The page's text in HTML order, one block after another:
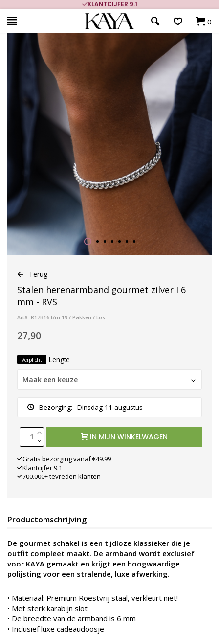
KLANTCIJFER 9.1
0
Terug
Stalen herenarmband gourmet zilver I 6
mm - RVS
Art#: R17B16 t/m 19 / Pakken / Los
27,90
Verplicht Lengte
Maak een keuze
Bezorging: Dinsdag 11 augustus
IN MIJN WINKELWAGEN
Gratis bezorging vanaf €49.99
Klantcijfer 9.1
700.000+ tevreden klanten
Productomschrijving
De gourmet schakel is een tijdloze klassieker die je
outfit compleet maakt. De armband wordt exclusief
voor KAYA gemaakt en krijgt een hoogwaardige
polijsting voor een stralende, luxe afwerking.
• Materiaal: Premium Roestvrij staal, verkleurt niet!
• Met sterk karabijn slot
• De breedte van de armband is 6 mm
• Inclusief luxe cadeaudoosje